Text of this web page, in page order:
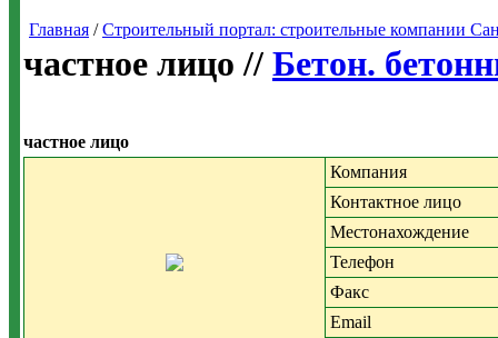
Главная /Строительный портал: строительные компании
частное лицо // Бетон.
частное лицо
Компания
Контактное лицо
Местонахождение
Телефон
Факс
Email